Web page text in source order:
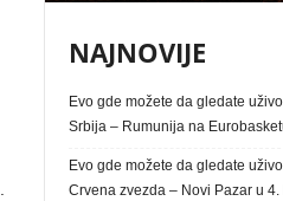
NAJNOVIJE
Evo gde možete da gledate
Srbija – Rumunija na
Evo gde možete da gledate
Crvena zvezda – Novi Pazar u